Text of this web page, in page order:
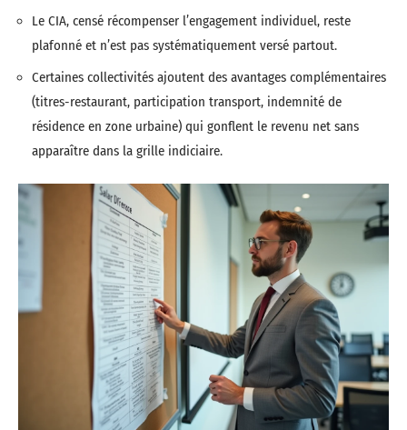
Le CIA, censé récompenser l’engagement individuel, reste
plafonné et n’est pas systématiquement versé partout.
Certaines collectivités ajoutent des avantages complémentaires
(titres-restaurant, participation transport, indemnité de
résidence en zone urbaine) qui gonflent le revenu net sans
apparaître dans la grille indiciaire.